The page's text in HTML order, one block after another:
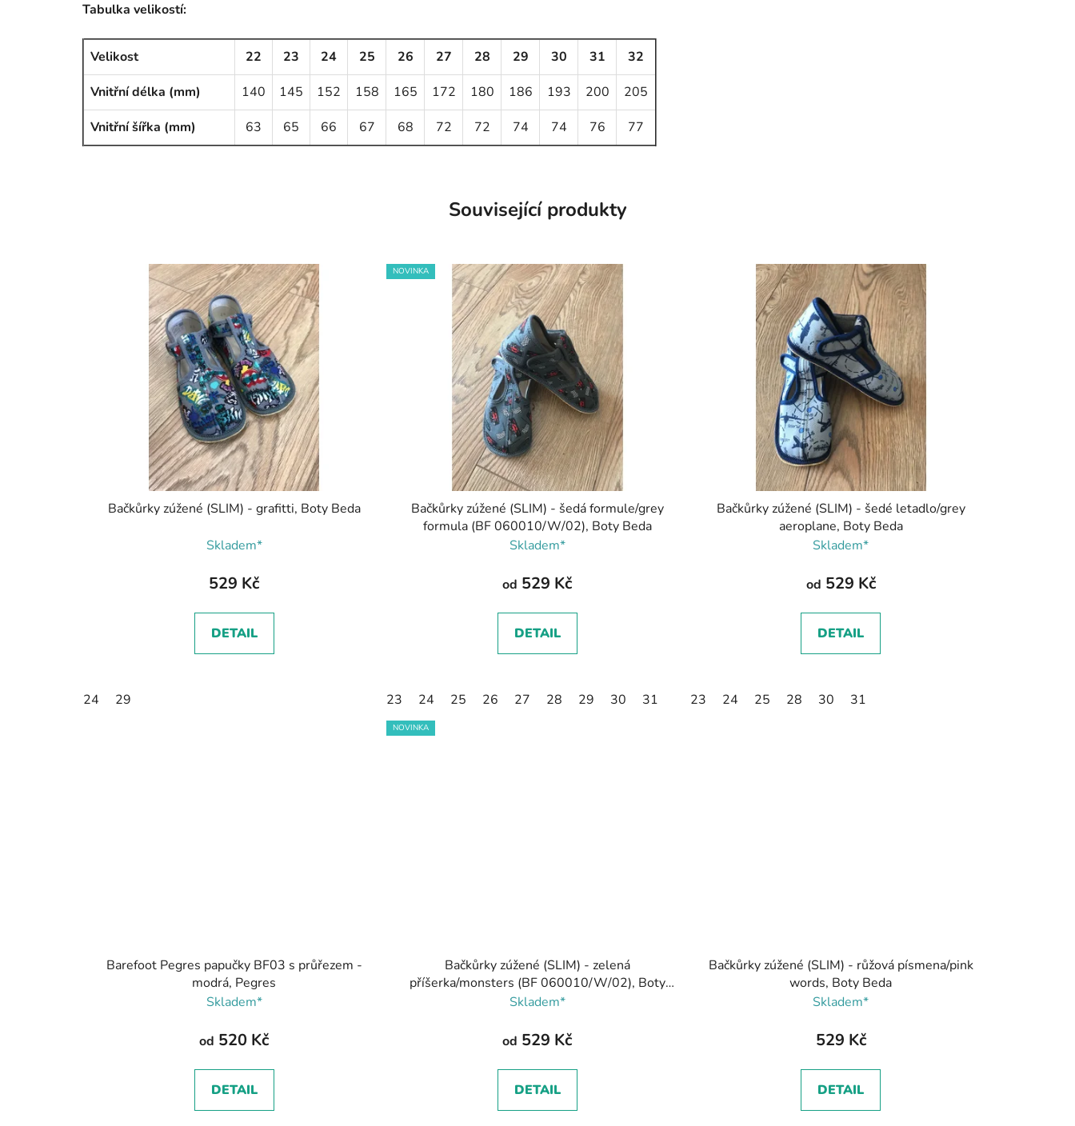
Tabulka velikostí:
Velikost 22 23 24 25 26 27 28 29 30 31
32
Vnitřní délka (mm)
140 145 152 158 165 172 180 186 193 200
205
Vnitřní šířka (mm)
63 65 66 67 68 72 72 74 74 76 77
Související produkty
Bačkůrky zúžené (SLIM) - grafitti, Boty Beda
Skladem*
529 Kč
DETAIL
24 29
NOVINKA
Bačkůrky zúžené (SLIM) - šedá formule/grey
formula (BF 060010/W/02), Boty Beda
Skladem*
od 529 Kč
DETAIL
23 24 25 26 27 28 29 30 31
Bačkůrky zúžené (SLIM) - šedé letadlo/grey
aeroplane, Boty Beda
Skladem*
od 529 Kč
DETAIL
23 24 25 28 30 31
Barefoot Pegres papučky BF03 s průřezem -
modrá, Pegres
Skladem*
od 520 Kč
DETAIL
NOVINKA
Bačkůrky zúžené (SLIM) - zelená
příšerka/monsters (BF 060010/W/02), Boty
Beda
Skladem*
od 529 Kč
DETAIL
Bačkůrky zúžené (SLIM) - růžová písmena/pink
words, Boty Beda
Skladem*
529 Kč
DETAIL